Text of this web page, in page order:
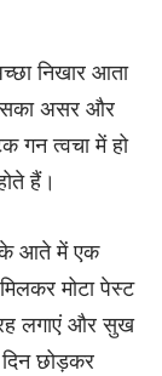
निखार आता
असर और
गन त्वचा में हो
हैं।
के आते में एक
मोटा पेस्ट
लगाएं और सुख
छोड़कर